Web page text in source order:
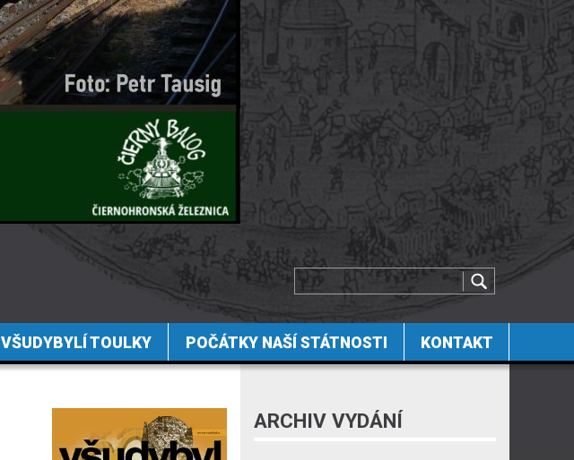
VŠUDYBYLÍ TOULKY POČÁTKY NAŠÍ STÁTNOSTI KONTAKT
ARCHIV VYDÁNÍ